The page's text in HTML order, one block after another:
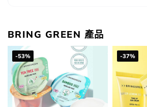
BRING GREEN 產品
-53% -37%